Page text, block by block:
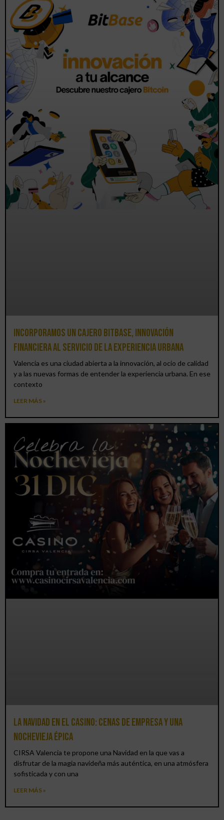
Incorporamos un cajero BitBase, innovación
financiera al servicio de la experiencia urbana
Valencia es una ciudad abierta a la innovación, al ocio de calidad
y a las nuevas formas de entender la experiencia urbana. En ese
contexto
LEER MÁS »
La Navidad en el Casino: cenas de empresa y una
Nochevieja épica
CIRSA Valencia te propone una Navidad en la que vas a
disfrutar de la magia navideña más auténtica, en una atmósfera
sofisticada y con una
LEER MÁS »